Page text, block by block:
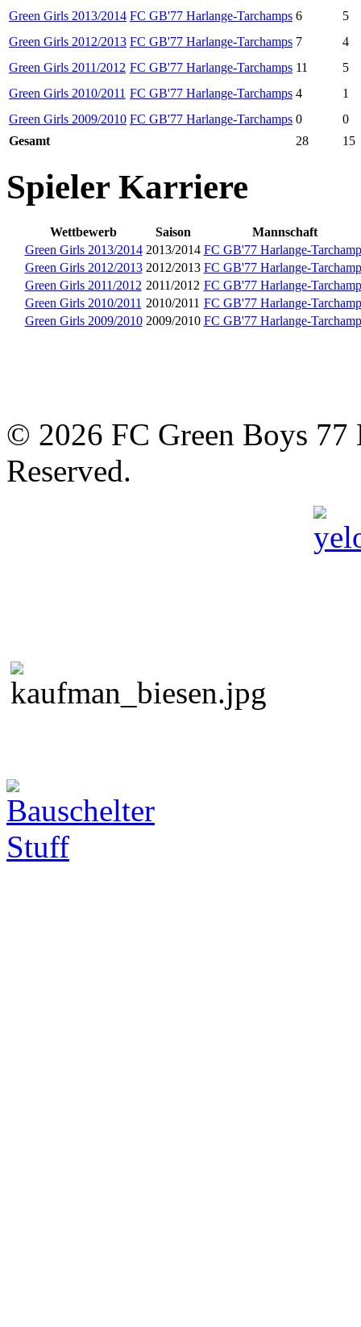
Green Girls 2013/2014 FC GB'77 Harlange-Tarchamps 6
5
Green Girls 2012/2013 FC GB'77 Harlange-Tarchamps 7
4
Green Girls 2011/2012 FC GB'77 Harlange-Tarchamps 11
5
Green Girls 2010/2011 FC GB'77 Harlange-Tarchamps 4
1
Green Girls 2009/2010 FC GB'77 Harlange-Tarchamps 0
0
Gesamt
28 15
Spieler Karriere
Wettbewerb Saison
Mannschaft
Green Girls 2013/2014 2013/2014 FC GB'77 Harlange-
Green Girls 2012/2013 2012/2013 FC GB'77 Harlange-
Green Girls 2011/2012 2011/2012 FC GB'77 Harlange-
Green Girls 2010/2011 2010/2011 FC GB'77 Harlange-
Green Girls 2009/2010 2009/2010 FC GB'77 Harlange-
© 2026 FC Green Boys 77
Reserved.